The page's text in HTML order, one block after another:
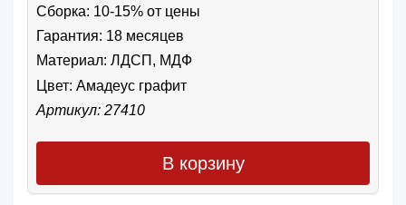
Сборка: 10-15% от цены
Гарантия: 18 месяцев
Материал: ЛДСП, МДФ
Цвет: Амадеус графит
Артикул: 27410
В корзину